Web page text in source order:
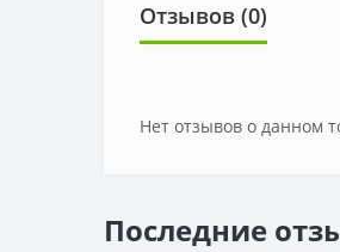
Отзывов (0)
Нет отзывов о данном
Последние